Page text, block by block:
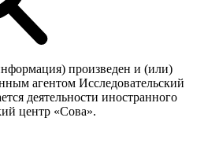
произведен и (или)
агентом Исследовательский
деятельности иностранного
центр «Сова».